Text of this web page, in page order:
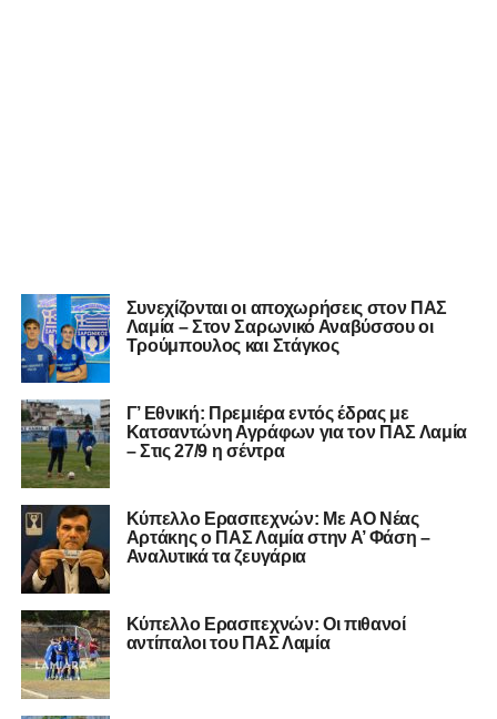
Συνεχίζονται οι αποχωρήσεις στον ΠΑΣ
Λαμία – Στον Σαρωνικό Αναβύσσου οι
Τρούμπουλος και Στάγκος
Γ’ Εθνική: Πρεμιέρα εντός έδρας με
Κατσαντώνη Αγράφων για τον ΠΑΣ Λαμία
– Στις 27/9 η σέντρα
Kύπελλο Ερασιτεχνών: Με AO Nέας
Αρτάκης ο ΠΑΣ Λαμία στην Α’ Φάση –
Αναλυτικά τα ζευγάρια
Κύπελλο Ερασιτεχνών: Οι πιθανοί
αντίπαλοι του ΠΑΣ Λαμία